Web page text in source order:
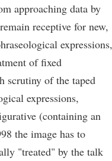
approaching data by
receptive for new,
expressions,
of fixed
scrutiny of the taped
expressions,
(containing an
the image has to
"treated" by the talk